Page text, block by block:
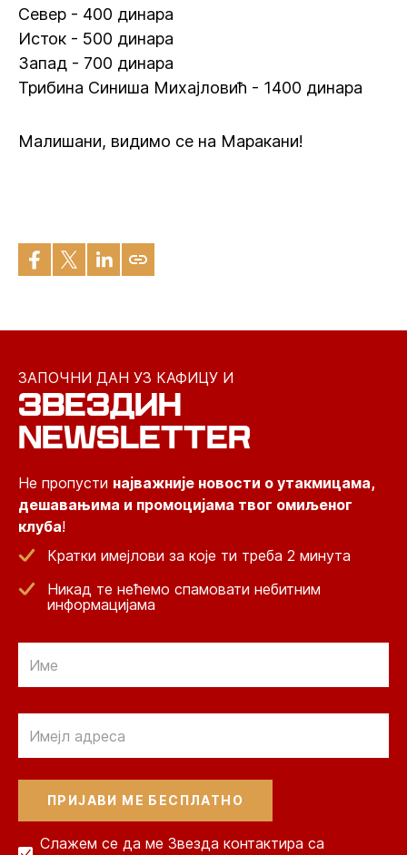
Север - 400 динара
Исток - 500 динара
Запад - 700 динара
Трибина Синиша Михајловић - 1400 динара
Малишани, видимо се на Маракани!
ЗАПОЧНИ ДАН УЗ КАФИЦУ И
ЗВЕЗДИН
NEWSLETTER
Не пропусти најважније новости о утакмицама,
дешавањима и промоцијама твог омиљеног
клуба!
Кратки имејлови за које ти треба 2 минута
Никад те нећемо спамовати небитним
информацијама
Слажем се да ме Звезда контактира са